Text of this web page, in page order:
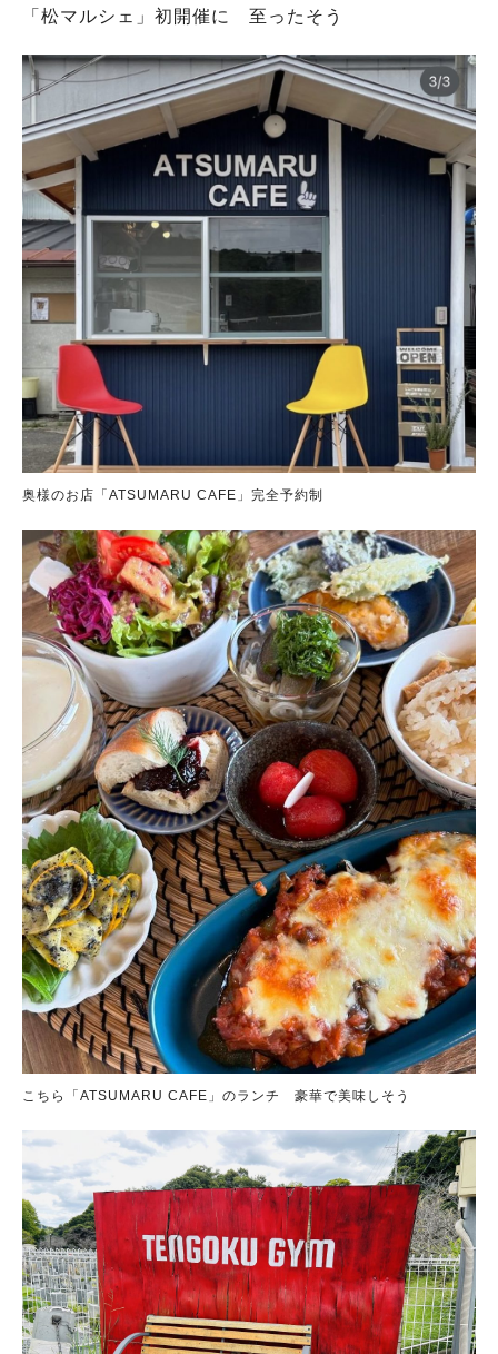
「松マルシェ」初開催に 至ったそう
奥様のお店「ATSUMARU CAFE」完全予約制
こちら「ATSUMARU CAFE」のランチ 豪華で美味しそう